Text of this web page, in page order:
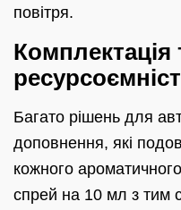
повітря.
Комплектація
Багато рішень для
доповнення, які
кожного
спрей на 10 мл з тим